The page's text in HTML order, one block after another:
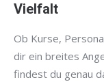
Vielfalt
Ob Kurse,
dir ein breites
findest du genau